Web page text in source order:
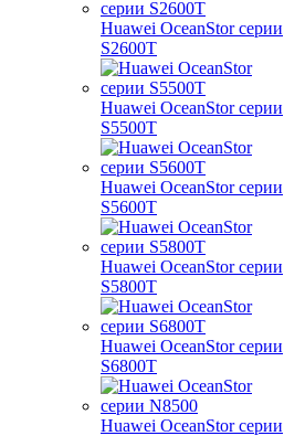
Huawei OceanStor серии
S2600T
Huawei OceanStor серии
S5500T
Huawei OceanStor серии
S5600T
Huawei OceanStor серии
S5800T
Huawei OceanStor серии
S6800T
Huawei OceanStor серии